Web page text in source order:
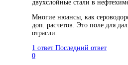
двухслойные стали в
Многие нюансы, как
доп. расчетов. Это поле для
отрасли.
1 ответ Последний ответ
0